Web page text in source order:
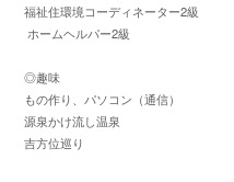
福祉住環境コーディネーター2級
ホームヘルパー2級
◎趣味
もの作り、パソコン（通信）
源泉かけ流し温泉
吉方位巡り